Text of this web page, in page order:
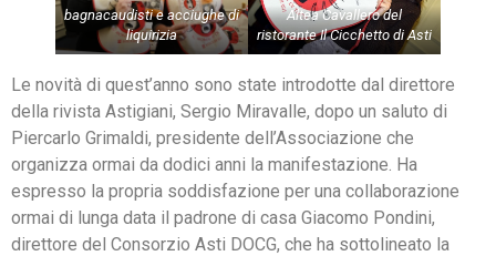
bagnacaudisti e acciughe di
liquirizia
Altea Cavallero del
ristorante Il Cicchetto di Asti
Le novità di quest’anno sono state introdotte dal direttore
della rivista Astigiani, Sergio Miravalle, dopo un saluto di
Piercarlo Grimaldi, presidente dell’Associazione che
organizza ormai da dodici anni la manifestazione. Ha
espresso la propria soddisfazione per una collaborazione
ormai di lunga data il padrone di casa Giacomo Pondini,
direttore del Consorzio Asti DOCG, che ha sottolineato la